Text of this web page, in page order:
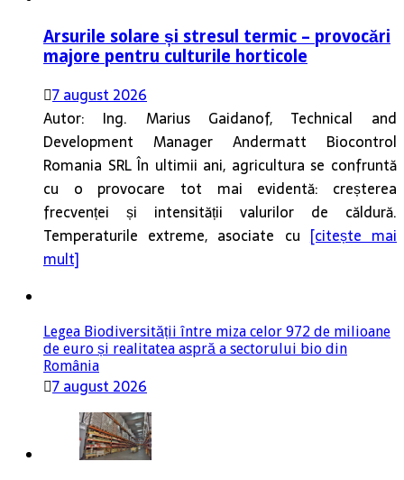
Arsurile solare și stresul termic – provocări
majore pentru culturile horticole
7 august 2026
Autor: Ing. Marius Gaidanof, Technical and
Development Manager Andermatt Biocontrol
Romania SRL În ultimii ani, agricultura se confruntă
cu o provocare tot mai evidentă: creșterea
frecvenței și intensității valurilor de căldură.
Temperaturile extreme, asociate cu [citește mai
mult]
Legea Biodiversității între miza celor 972 de milioane
de euro și realitatea aspră a sectorului bio din
România
7 august 2026